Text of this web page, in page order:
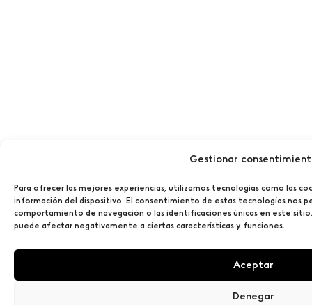
Gestionar
Para ofrecer las mejores experiencias, utilizamos tecnologías como las
información del dispositivo. El consentimiento de estas tecnologías nos
comportamiento de navegación o las identificaciones únicas en este
puede afectar negativamente a ciertas características y funciones.
Aceptar
Denegar